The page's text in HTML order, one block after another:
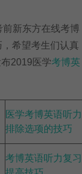
前新东方在线考博
希望考生们认真
2019医学考博英
医学考博英语听力
排除选项的技巧
考博英语听力复习